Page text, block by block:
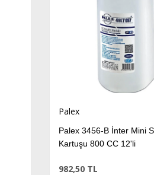
Palex
Palex 3456-B İnter Mini
Kartuşu 800 CC 12'li
982,50 TL